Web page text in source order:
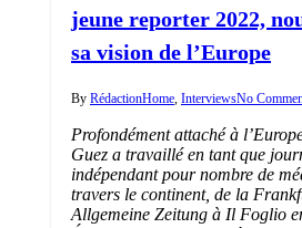
jeune reporter 2022,
sa vision de l’Europe
By RédactionHome,InterviewsNo
Profondément attaché à
Guez a travaillé en tant que
indépendant pour nombre de
travers le continent, de la
Allgemeine Zeitung à Il Foglio